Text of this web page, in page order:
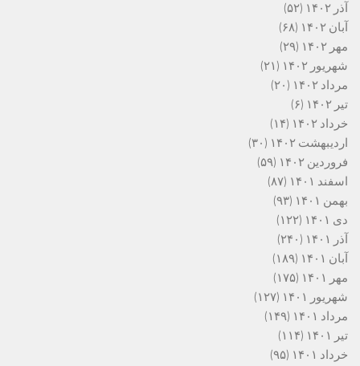
آذر ۱۴۰۲
(۵۲)
آبان ۱۴۰۲
(۶۸)
مهر ۱۴۰۲
(۲۹)
شهریور ۱۴۰۲
(۲۱)
مرداد ۱۴۰۲
(۲۰)
تیر ۱۴۰۲
(۶)
خرداد ۱۴۰۲
(۱۴)
اردیبهشت ۱۴۰۲
(۳۰)
فروردین ۱۴۰۲
(۵۹)
اسفند ۱۴۰۱
(۸۷)
بهمن ۱۴۰۱
(۹۳)
دی ۱۴۰۱
(۱۲۲)
آذر ۱۴۰۱
(۲۴۰)
آبان ۱۴۰۱
(۱۸۹)
مهر ۱۴۰۱
(۱۷۵)
شهریور ۱۴۰۱
(۱۲۷)
مرداد ۱۴۰۱
(۱۴۹)
تیر ۱۴۰۱
(۱۱۴)
خرداد ۱۴۰۱
(۹۵)